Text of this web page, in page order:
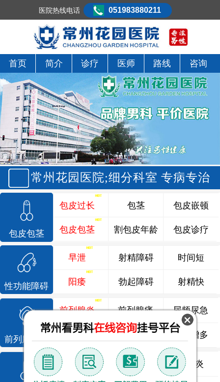
首页 简介 诊疗 医师 路线 咨询
常州花园医院;细分科室 专病专治
包皮包茎
包皮过长
包皮包茎
包茎
割包皮年龄
包皮嵌顿
包皮诊疗
性功能障碍
早泄
阳痿
射精障碍
勃起障碍
时间短
射精快
前列腺疾病
前列腺炎 前列腺痛 尿频尿急
前列腺增生 排尿不畅 夜尿增多
龟头炎 睾丸炎 尿道炎
医院热线电话 051983880211